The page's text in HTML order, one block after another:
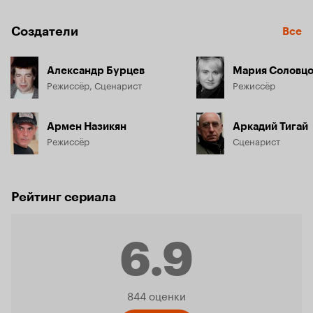
Создатели Все
Александр Бурцев
Режиссёр, Сценарист
Армен Назикян
Режиссёр
Мария
Режиссёр
Аркадий Тигай
Сценарист
Рейтинг сериала
6.9
Рейтинг
844 оценки